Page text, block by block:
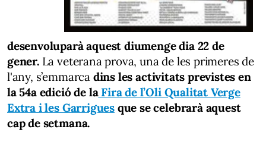
desenvoluparà aquest diumenge dia 22 de
gener.La veterana prova, una de les primeres de
l'any, s’emmarca dins les activitats previstes en
la 54a edició de laFira de l’Oli Qualitat Verge
Extra i les Garrigues que se celebrarà aquest
cap de setmana.